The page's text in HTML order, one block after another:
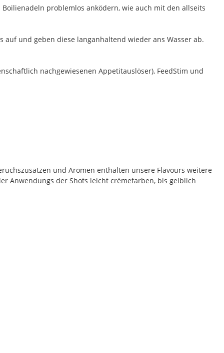
problemlos anködern, wie auch mit den allseits
und geben diese langanhaltend wieder ans Wasser ab.
nachgewiesenen Appetitauslöser), FeedStim und
und Aromen enthalten unsere Flavours weitere
Anwendungs der Shots leicht crèmefarben, bis gelblich